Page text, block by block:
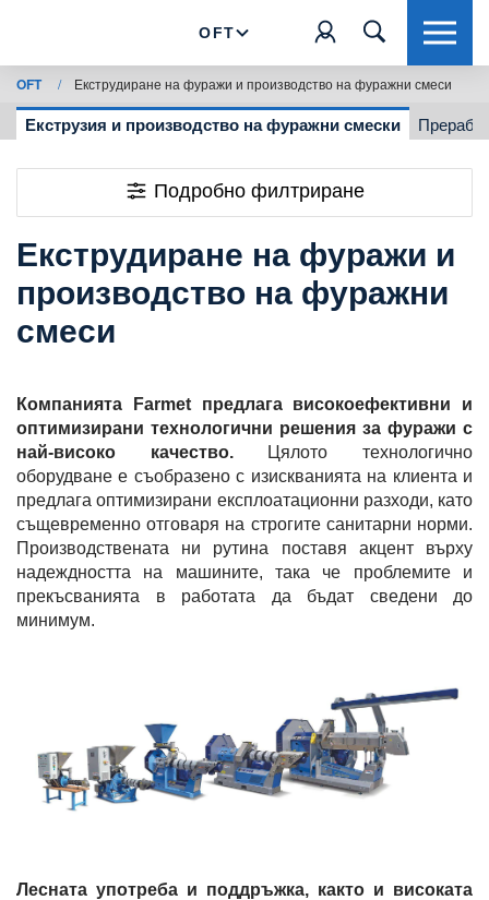
OFT
OFT / Екструдиране на фуражи и производство на фуражни смеси
Екструзия и производство на фуражни смески
Подробно филтриране
Екструдиране на фуражи и
производство на фуражни
смеси
Компанията Farmet предлага високоефективни и
оптимизирани технологични решения за фуражи с
най-високо качество.Цялото технологично
оборудване е съобразено с изискванията на клиента и
предлага оптимизирани експлоатационни разходи, като
същевременно отговаря на строгите санитарни норми.
Производствената ни рутина поставя акцент върху
надеждността на машините, така че проблемите и
прекъсванията в работата да бъдат сведени до
минимум.
Лесната употреба и поддръжка, както и високата